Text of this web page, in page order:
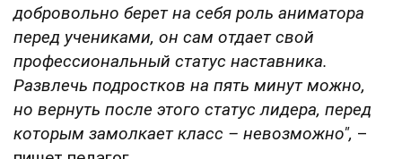
добровольно берет на себя роль аниматора
перед учениками, он сам отдает свой
профессиональный статус наставника.
Развлечь подростков на пять минут можно,
но вернуть после этого статус лидера, перед
которым замолкает класс – невозможно", –